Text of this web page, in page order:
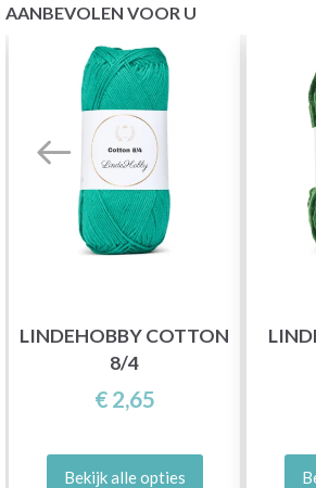
AANBEVOLEN VOOR U
LINDEHOBBY COTTON
8/4
€ 2,65
Bekijk alle opties